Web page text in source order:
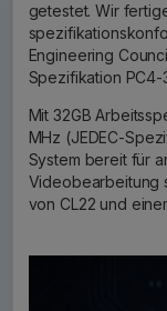
getestet. Wir
Engineering
Spezifikation PC4-
Mit 32GB
MHz (JEDEC-
System bereit für
Videobearbeitung
von CL22 und